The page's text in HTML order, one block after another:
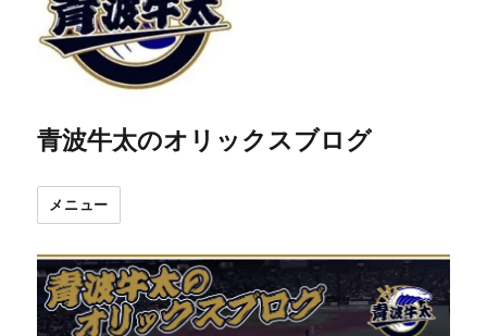
青波牛太のオリックスブログ
メニュー